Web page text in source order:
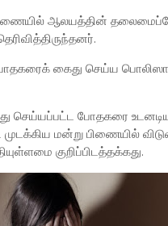
ஆலயத்தின்
கைது செய்ய
செய்யப்பட்ட போதகரை
மன்று பிணையில்
குறிப்பிடத்தக்கது.